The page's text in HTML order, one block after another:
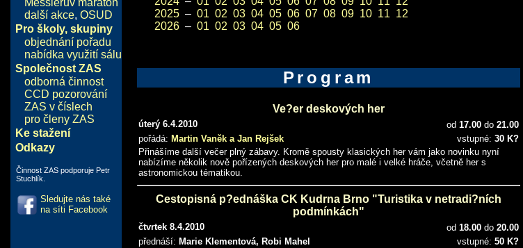
Messierův maraton
další akce, OSUD
Pro školy, skupiny
objednání pořadu
nabídka využití sálu
Společnost ZAS
odborná činnost
CCD pozorování
ZAS v číslech
pro členy ZAS
Ke stažení
Odkazy
Činnost ZAS podporuje Petr
Stuchlík.
Sledujte nás také
na síti Facebook
2025 – 01 02 03 04 05 06 07 08 09 10 11 12
2026 – 01 02 03 04 05 06
Program
Ve?er deskových her
úterý 6.4.2010 od 17.00 do 21.00
pořádá: Martin Vaněk a Jan Rejšek vstupné: 30 K?
Přinášíme další večer plný zábavy. Kromě spousty klasických her vám jako novinku nyní
nabízíme několik nově pořízených deskových her pro malé i velké hráče, včetně her s
astronomickou tématikou.
Cestopisná p?ednáška CK Kudrna Brno "Turistika v netradi?ních
podmínkách"
čtvrtek 8.4.2010 od 18.00 do 20.00
přednáší: Marie Klementová, Robi Mahel vstupné: 50 K?